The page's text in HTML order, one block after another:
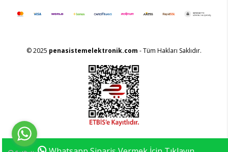
© 2025 penasistemelektronik.com - Tüm Hakları Saklıdır.